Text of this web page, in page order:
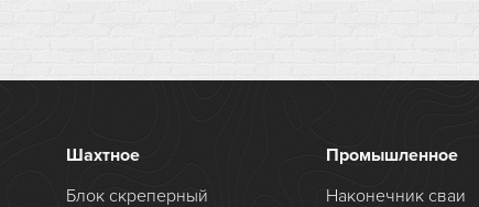
Шахтное
Блок скреперный
Промышленное
Наконечник сваи